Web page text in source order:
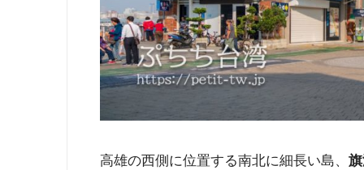
高雄の西側に位置する南北に細長い島、